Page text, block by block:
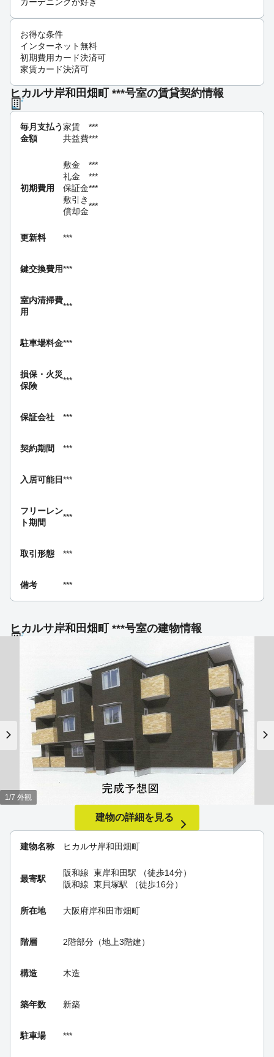
お得な条件
インターネット無料
初期費用カード決済可
家賃カード決済可
ヒカルサ岸和田畑町 ***号室の賃貸契約情報
毎月支払う
金額
家賃
***
共益費***
初期費用
敷金
***
礼金
***
保証金***
敷引き
償却金
***
更新料 ***
鍵交換費用***
室内清掃費
用
***
駐車場料金***
損保・ 火災
保険
***
保証会社 ***
契約期間 ***
入居可能日***
フリーレン
ト期間
***
取引形態 ***
備考 ***
ヒカルサ岸和田畑町 ***号室の建物情報
建物名称 ヒカルサ岸和田畑町
最寄駅
阪和線 東岸和田駅 （徒歩14分）
阪和線 東貝塚駅 （徒歩16分）
所在地 大阪府岸和田市畑町
階層 2階部分（地上3階建）
構造 木造
築年数 新築
駐車場 ***
1/7 外観
建物の詳細を見る